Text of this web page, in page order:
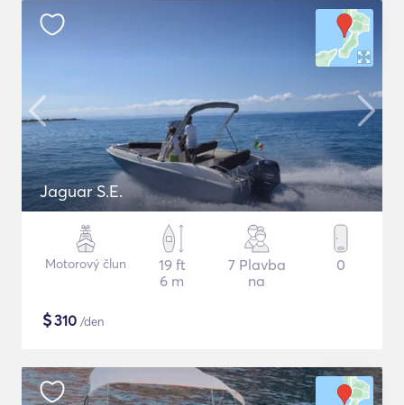
Jaguar S.E.
Motorový člun
19 ft
6 m
7 Plavba
na
0
$310 /den